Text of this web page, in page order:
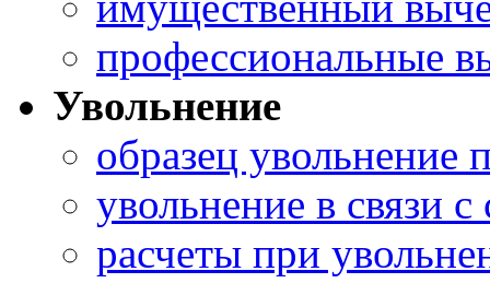
профессиональные
Увольнение
образец увольнение
увольнение в связи
расчеты при